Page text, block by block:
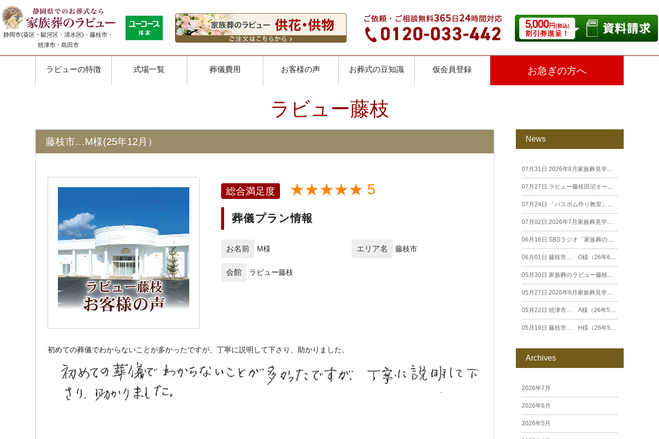
静岡市(葵区・駿河区・清水区)・藤枝市・
焼津市・島田市
ラビューの特徴 式場一覧 葬儀費用 お客様の声 お葬式の豆知識 仮会員登録 お急ぎの方へ
ラビュー藤枝
藤枝市…M様(25年12月）
総合満足度 ★★★★★ 5
葬儀プラン情報
お名前 M様 エリア名 藤枝市
会館 ラビュー藤枝
初めての葬儀でわからないことが多かったですが、丁寧に説明して下さり、助かりました。
News
07月31日 2026年8月家族葬見学相談会
07月27日 ラビュー藤枝田沼オープン見学会を開催します。
07月24日 「バスボム作り教室」開催しました（26年7月籠上）
07月02日 2026年7月家族葬見学相談会
06月16日 SBSラジオ「家族葬のラビュー エンディングストーリー」に弊社スタッフが出演いたしました（26年6月）
06月01日 藤枝市… O様（26年6月）
05月30日 家族葬のラビュー藤枝田沼がオープンいたします
05月27日 2026年6月家族葬見学相談会
05月22日 焼津市… A様（26年5月）
05月19日 藤枝市… H様（26年5月）
Archives
2026年7月
2026年6月
2026年5月